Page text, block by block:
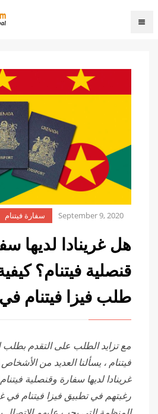
September 9, 2020 سفارة فيتنام
هل غرينادا لديها
قنصلية فيتنام؟
طلب فيزا فيتنام في
مع تزايد الطلب على التقدم
فيتنام ، يسألنا العديد من
غرينادا لديها سفارة وقنصلية
رغبتهم في تطبيق فيزا فيتنام في